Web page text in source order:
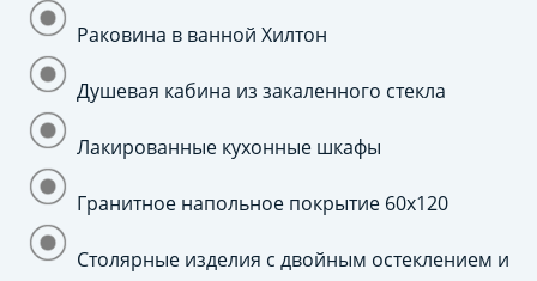
Раковина в ванной Хилтон
Душевая кабина из закаленного стекла
Лакированные кухонные шкафы
Гранитное напольное покрытие 60x120
Столярные изделия с двойным остеклением и